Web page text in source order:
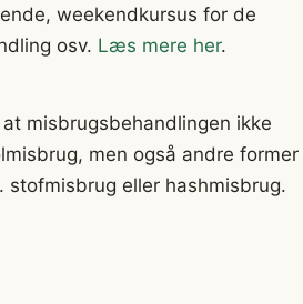
weekendkursus for de
osv. Læs mere her.
misbrugsbehandlingen ikke
men også andre former
stofmisbrug eller hashmisbrug.